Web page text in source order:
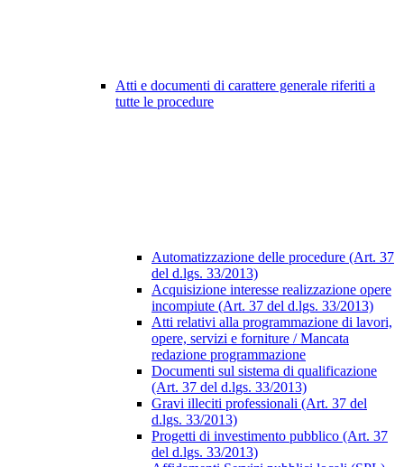
Atti e documenti di carattere generale riferiti a
tutte le procedure
Automatizzazione delle procedure (Art. 37
del d.lgs. 33/2013)
Acquisizione interesse realizzazione opere
incompiute (Art. 37 del d.lgs. 33/2013)
Atti relativi alla programmazione di lavori,
opere, servizi e forniture / Mancata
redazione programmazione
Documenti sul sistema di qualificazione
(Art. 37 del d.lgs. 33/2013)
Gravi illeciti professionali (Art. 37 del
d.lgs. 33/2013)
Progetti di investimento pubblico (Art. 37
del d.lgs. 33/2013)